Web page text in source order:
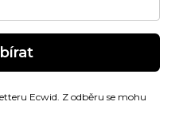
Ecwid. Z odběru se mohu